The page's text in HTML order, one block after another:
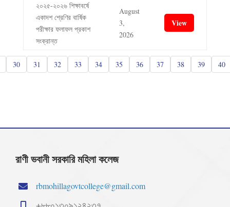
২০২৫-২০২৬ শিক্ষাবর্ষে
একাদশ শ্রেণির বার্ষিক
পরীক্ষার ফলাফল প্রকাশ
সংক্রান্ত
August
3,
2026
View
30 31 32 33 34 35 36 37 38 39 40
রাণী ভবানী সরকারি মহিলা কলেজ
rbmohillagovtcollege@gmail.com